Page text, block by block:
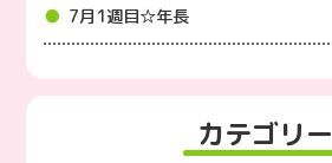
7月1週目☆年長
カテゴリー